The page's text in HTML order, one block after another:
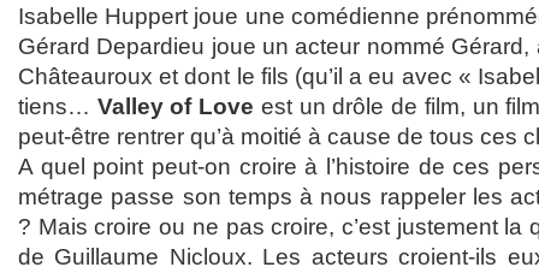
Isabelle Huppert joue une comédienne
Gérard Depardieu joue un acteur nommé
Châteauroux et dont le fils (qu’il a eu avec «
tiens… Valley of Love est un drôle de film, un
peut-être rentrer qu’à moitié à cause de tous ces
A quel point peut-on croire à l’histoire de ces
métrage passe son temps à nous rappeler les
? Mais croire ou ne pas croire, c’est justement
de Guillaume Nicloux. Les acteurs croient-ils